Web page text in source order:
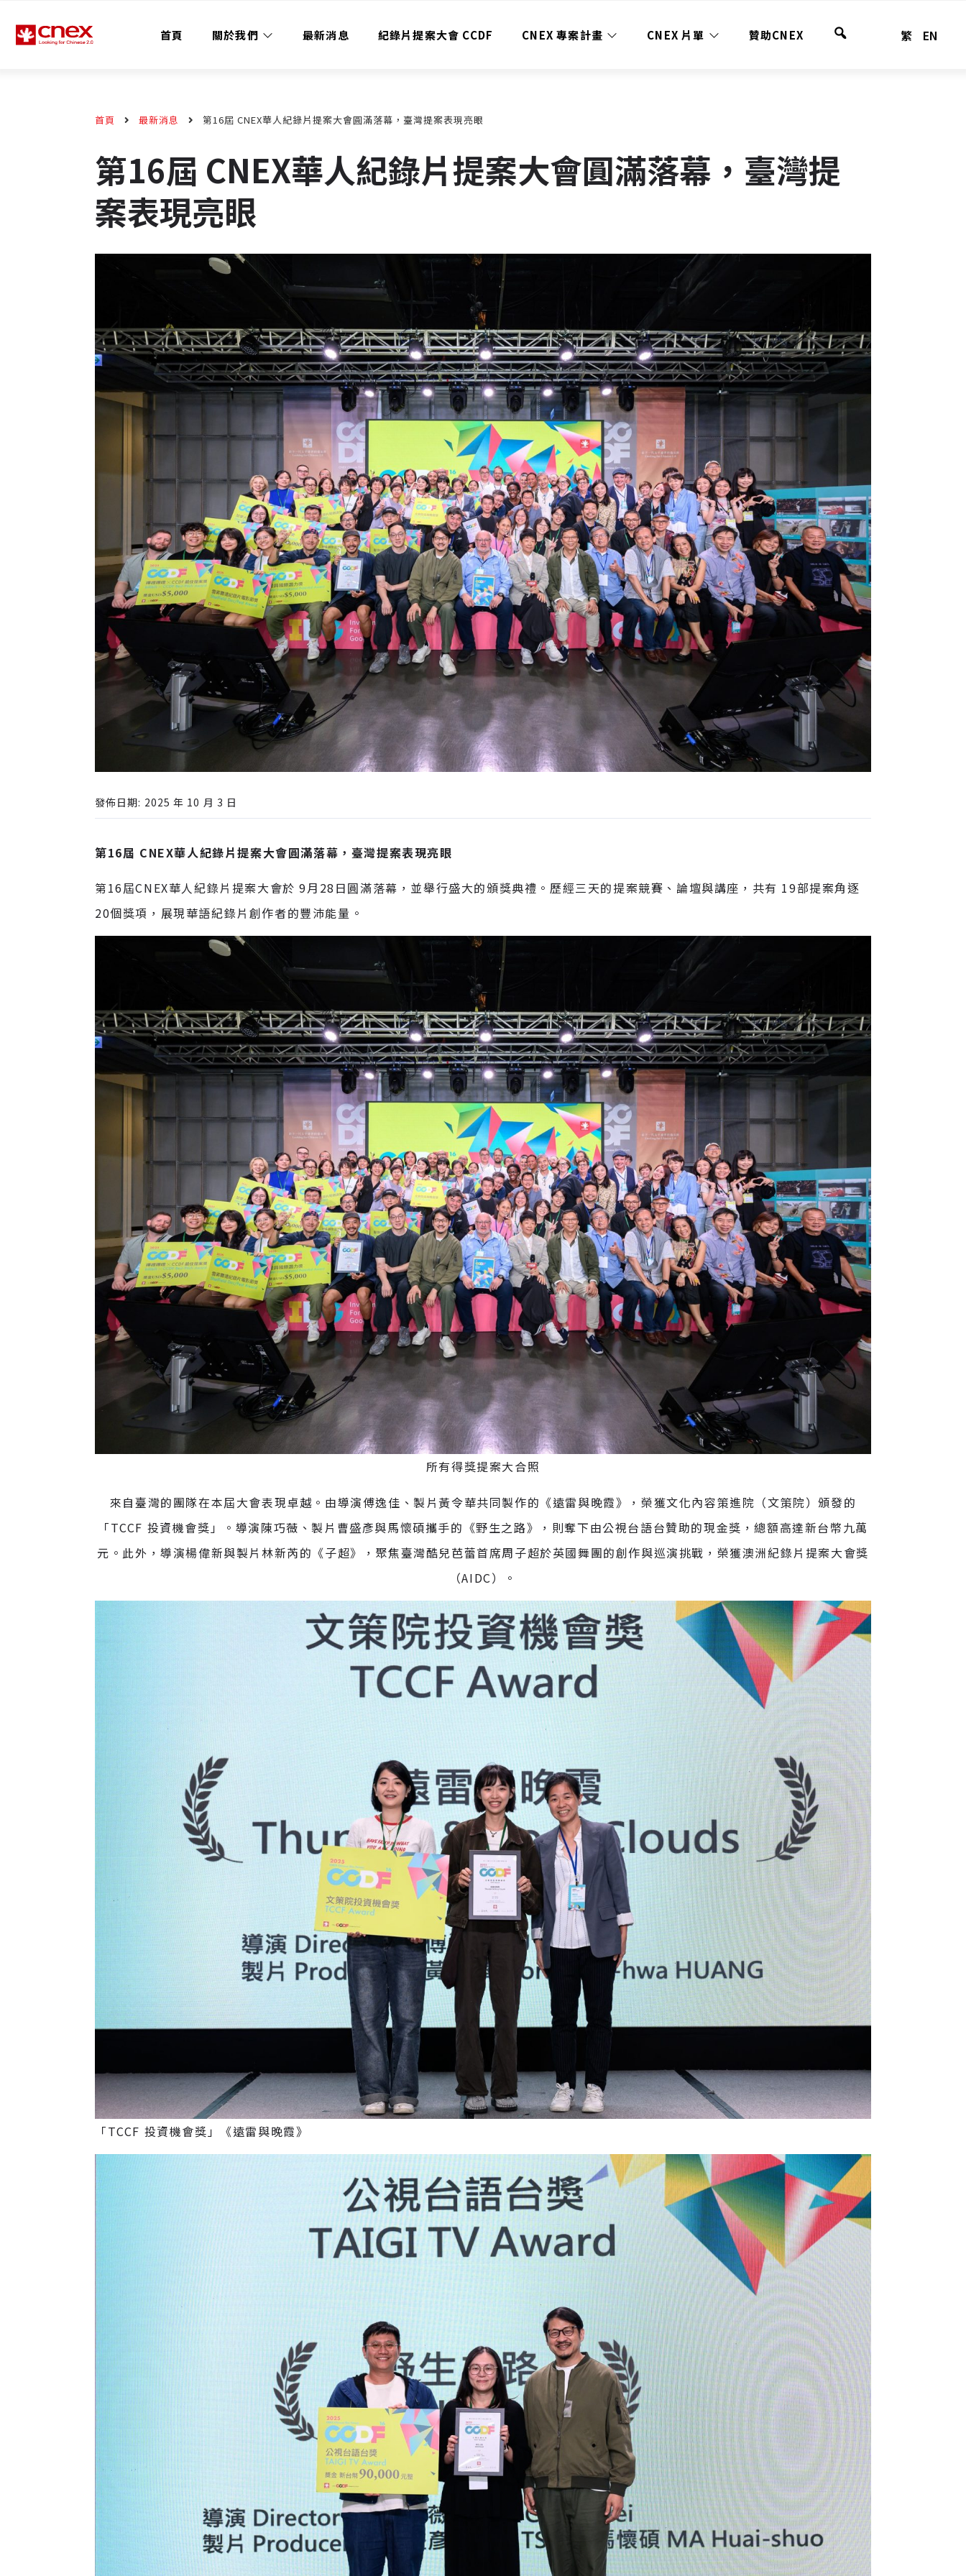
首頁 關於我們 最新消息 紀錄片提案大會 CCDF CNEX 專案計畫 CNEX 片單 贊助CNEX
全
繁 EN
首頁 最新消息 第16屆 CNEX華人紀錄片提案大會圓滿落幕，臺灣提案表現亮眼
第16屆 CNEX華人紀錄片提案大會圓滿落幕，臺灣提
案表現亮眼
發佈日期: 2025 年 10 月 3 日
第16屆 CNEX華人紀錄片提案大會圓滿落幕，臺灣提案表現亮眼
第16屆CNEX華人紀錄片提案大會於 9月28日圓滿落幕，並舉行盛大的頒獎典禮。歷經三天的提案競賽、論壇與講座，共有 19部提案角逐
20個獎項，展現華語紀錄片創作者的豐沛能量。
所有得獎提案大合照
來自臺灣的團隊在本屆大會表現卓越。由導演傅逸佳、製片黃令華共同製作的《遠雷與晚霞》，榮獲文化內容策進院（文策院）頒發的
「TCCF 投資機會獎」。導演陳巧薇、製片曹盛彥與馬懷碩攜手的《野生之路》，則奪下由公視台語台贊助的現金獎，總額高達新台幣九萬
元。此外，導演楊偉新與製片林新芮的《子超》，聚焦臺灣酷兒芭蕾首席周子超於英國舞團的創作與巡演挑戰，榮獲澳洲紀錄片提案大會獎
（AIDC）。
「TCCF 投資機會獎」《遠雷與晚霞》